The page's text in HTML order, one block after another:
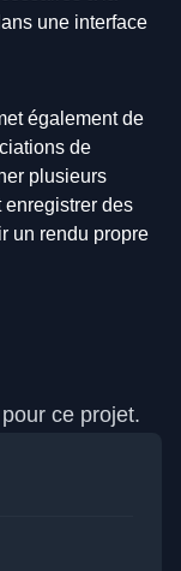
une interface
également de
de
plusieurs
enregistrer des
un rendu propre
ce projet.